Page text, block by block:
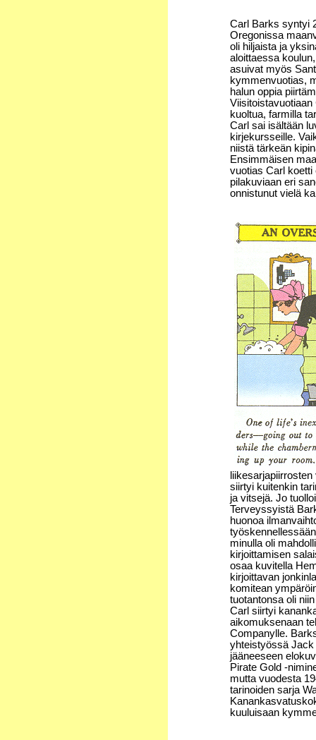
Carl Barks syntyi
Oregonissa
oli hiljaista ja
aloittaessa
asuivat myös
kymmenvuotias,
halun oppia
kuoltua, farmilla
Carl sai isältään
kirjekursseille.
niistä tärkeän
Ensimmäisen
vuotias Carl
pilakuviaan eri
onnistunut vielä
siirtyi kuitenkin
ja vitsejä. Jo
Terveyssyistä
huonoa
minulla oli
kirjoittamisen
osaa kuvitella
kirjoittavan
komitean
tuotantonsa oli
Carl siirtyi
aikomuksenaan
Companylle.
yhteistyössä Jack
jääneeseen
Pirate Gold -
mutta vuodesta
tarinoiden sarja
kuuluisaan